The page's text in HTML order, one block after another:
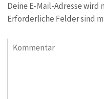
Deine E-Mail-Adresse
Erforderliche Felder sind
Kommentar